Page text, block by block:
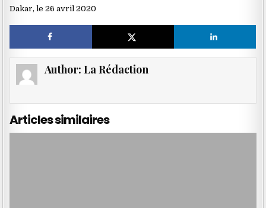
Dakar, le 26 avril 2020
Author: La Rédaction
Articles similaires